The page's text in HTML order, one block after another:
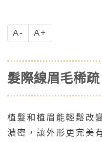
A- A+
髮際線眉毛稀
植髮和植眉能輕鬆改
濃密，讓外形更完美